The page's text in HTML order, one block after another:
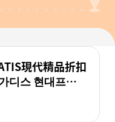
現代精品折扣
디스 현대프리